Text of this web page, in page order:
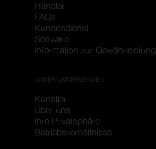
Händler
FAQs
Kundendienst
Software
Information zur Gewährleistung
UNSER UNTERNEHMEN
Künstler
Über uns
Ihre Privatsphäre
Betriebsverhältnisse